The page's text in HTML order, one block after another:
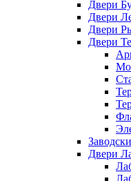
Двери
Двери
Двери
Двери
Двери